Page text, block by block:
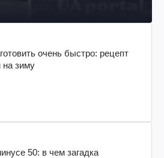
очень быстро: рецепт
на зиму
50: в чем загадка